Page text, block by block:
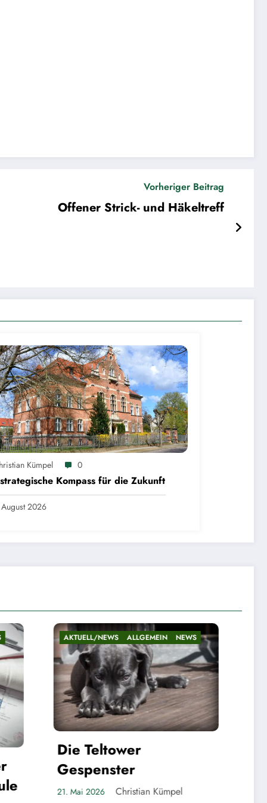
Vorheriger Beitrag
Offener Strick- und Häkeltreff
Kümpel 0
Kompass für die Zukunft
2026
AKTUELL/NEWS ALLGEMEIN
Bilanz nach fast fünf
Jahren
20. Mai 2026 Christian Kümpel